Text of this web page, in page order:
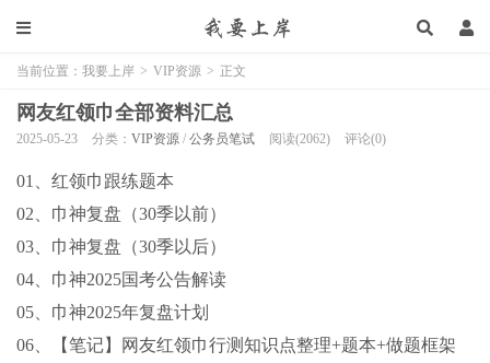
当前位置： 我要上岸 > VIP资源 > 正文
网友红领巾全部资料汇总
2025-05-23 分类： VIP资源 / 公务员笔试 阅读(2062) 评论(0)
01、红领巾跟练题本
02、巾神复盘（30季以前）
03、巾神复盘（30季以后）
04、巾神2025国考公告解读
05、巾神2025年复盘计划
06、【笔记】网友红领巾行测知识点整理+题本+做题框架